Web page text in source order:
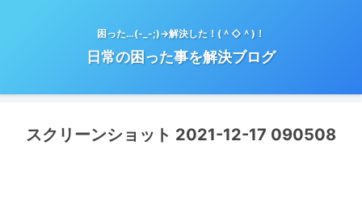
困った…(-_-;)→解決した！(＾◇＾)！
日常の困った事を解決ブログ
スクリーンショット 2021-12-17 090508